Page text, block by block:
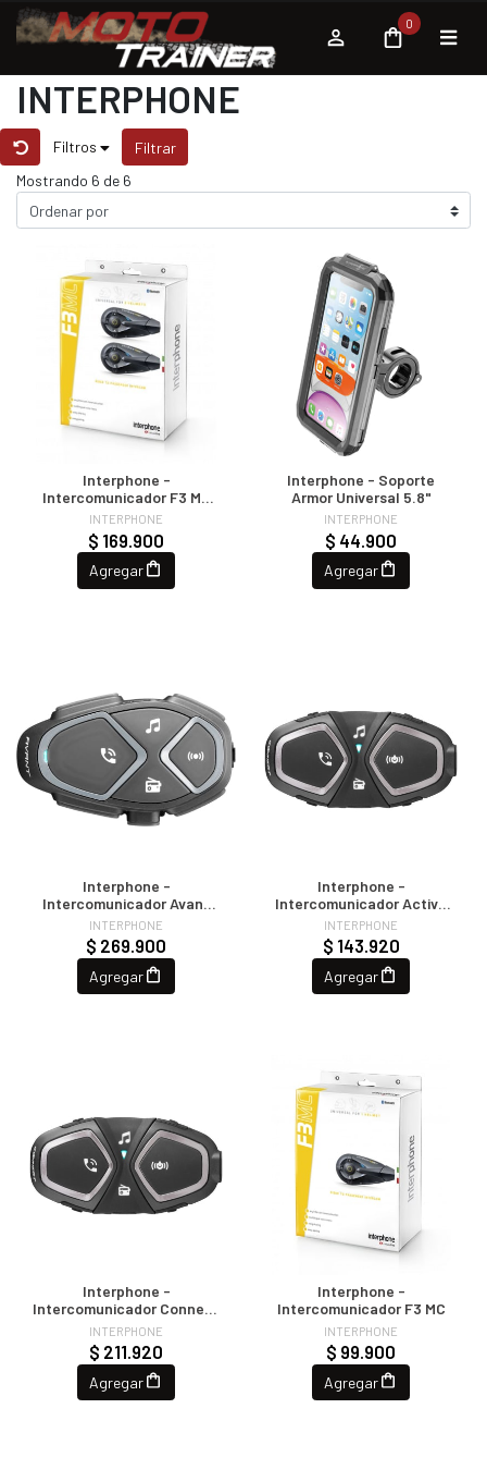
0
INTERPHONE
Filtros
Filtrar
Mostrando 6 de 6
Interphone -
Intercomunicador F3 MC
(Double)
INTERPHONE
$ 169.900
Agregar
Interphone - Soporte
Armor Universal 5.8"
INTERPHONE
$ 44.900
Agregar
Interphone -
Intercomunicador Avant
(Single)
INTERPHONE
$ 269.900
Agregar
Interphone -
Intercomunicador Active
(Single)
INTERPHONE
$ 143.920
Agregar
Interphone -
Intercomunicador Connect
(Double)
INTERPHONE
$ 211.920
Agregar
Interphone -
Intercomunicador F3 MC
INTERPHONE
$ 99.900
Agregar